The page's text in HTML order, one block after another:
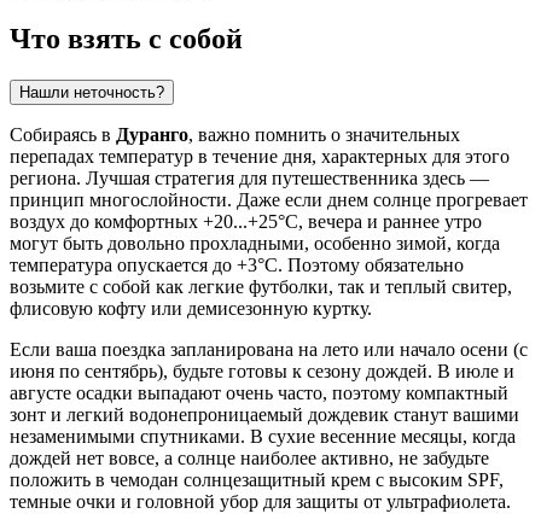
Что взять с собой
Нашли неточность?
Собираясь в Дуранго, важно помнить о значительных
перепадах температур в течение дня, характерных для этого
региона. Лучшая стратегия для путешественника здесь —
принцип многослойности. Даже если днем солнце прогревает
воздух до комфортных +20...+25°C, вечера и раннее утро
могут быть довольно прохладными, особенно зимой, когда
температура опускается до +3°C. Поэтому обязательно
возьмите с собой как легкие футболки, так и теплый свитер,
флисовую кофту или демисезонную куртку.
Если ваша поездка запланирована на лето или начало осени (с
июня по сентябрь), будьте готовы к сезону дождей. В июле и
августе осадки выпадают очень часто, поэтому компактный
зонт и легкий водонепроницаемый дождевик станут вашими
незаменимыми спутниками. В сухие весенние месяцы, когда
дождей нет вовсе, а солнце наиболее активно, не забудьте
положить в чемодан солнцезащитный крем с высоким SPF,
темные очки и головной убор для защиты от ультрафиолета.